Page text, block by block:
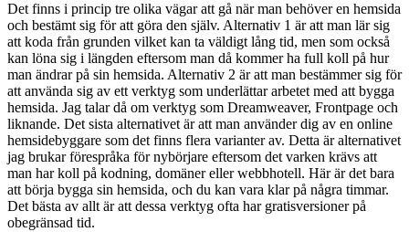
Det finns i princip tre olika vägar att gå när man behöver en hemsida
och bestämt sig för att göra den själv. Alternativ 1 är att man lär sig
att koda från grunden vilket kan ta väldigt lång tid, men som också
kan löna sig i längden eftersom man då kommer ha full koll på hur
man ändrar på sin hemsida. Alternativ 2 är att man bestämmer sig för
att använda sig av ett verktyg som underlättar arbetet med att bygga
hemsida. Jag talar då om verktyg som Dreamweaver, Frontpage och
liknande. Det sista alternativet är att man använder dig av en online
hemsidebyggare som det finns flera varianter av. Detta är alternativet
jag brukar förespråka för nybörjare eftersom det varken krävs att
man har koll på kodning, domäner eller webbhotell. Här är det bara
att börja bygga sin hemsida, och du kan vara klar på några timmar.
Det bästa av allt är att dessa verktyg ofta har gratisversioner på
obegränsad tid.